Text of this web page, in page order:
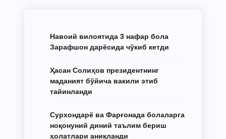
Навоий вилоятида 3 нафар бола
Зарафшон дарёсида чўкиб кетди
Ҳасан Солиҳов президентнинг
маданият бўйича вакили этиб
тайинланди
Сурхондарё ва Фарғонада болаларга
ноқонуний диний таълим бериш
ҳолатлари аниқланди